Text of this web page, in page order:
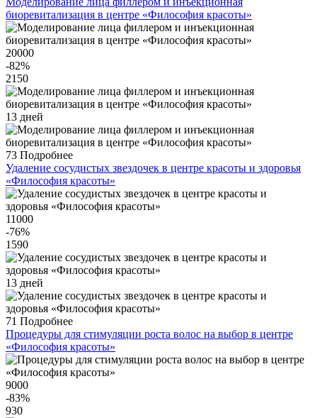
биоревитализация в центре «Философия красоты»
20000
-82%
2150
13 дней
73 Подробнее
Удаление сосудистых звездочек в центре красоты и здоровья
«Философия красоты»
11000
-76%
1590
13 дней
71 Подробнее
Процедуры для стимуляции роста волос на выбор в центре
«Философия красоты»
9000
-83%
930